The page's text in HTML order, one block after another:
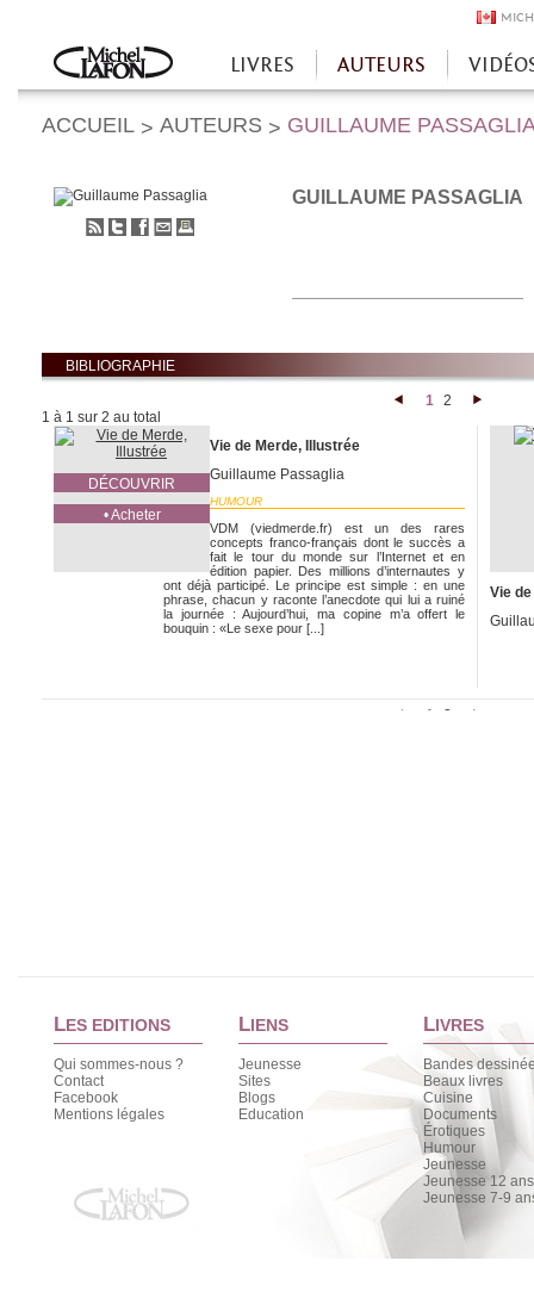
Accueil
LIVRES AUTEURS
ACCUEIL > AUTEURS > GUILLAUME
GUILLAUME PASSAGLIA
BIBLIOGRAPHIE
1 2
1 à 1 sur 2 au total
DÉCOUVRIR
• Acheter
Vie de Merde, Illustrée
Guillaume Passaglia
HUMOUR
VDM (viedmerde.fr) est un des rares
concepts franco-français dont le succès a
fait le tour du monde sur l’Internet et en
édition papier. Des millions d’internautes y
ont déjà participé. Le principe est simple : en une
phrase, chacun y raconte l’anecdote qui lui a ruiné
la journée : Aujourd’hui, ma copine m’a offert le
bouquin : «Le sexe pour [...]
Vie
1 2
LES EDITIONS
Qui sommes-nous ?
Contact
Facebook
Mentions légales
LIENS
Jeunesse
Sites
Blogs
Education
LIVRES
Bandes
Beaux livres
Cuisine
Documents
Érotiques
Humour
Jeunesse
Jeunesse 12
Jeunesse 7-9